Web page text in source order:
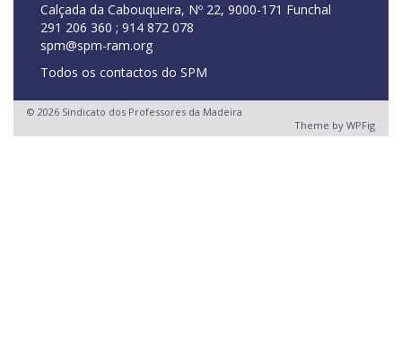
Calçada da Cabouqueira, Nº 22, 9000-171 Funchal
291 206 360 ; 914 872 078
spm@spm-ram.org
Todos os contactos do SPM
© 2026 Sindicato dos Professores da Madeira
Theme by WPFig